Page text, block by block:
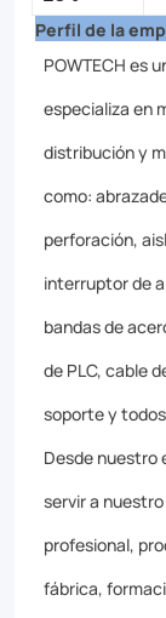
Perfil de la
POWTECH es
especializa en
distribución y
como:
perforación,
interruptor de
bandas de
de PLC, cable
soporte y
Desde nuestro
servir a
profesional,
fábrica,